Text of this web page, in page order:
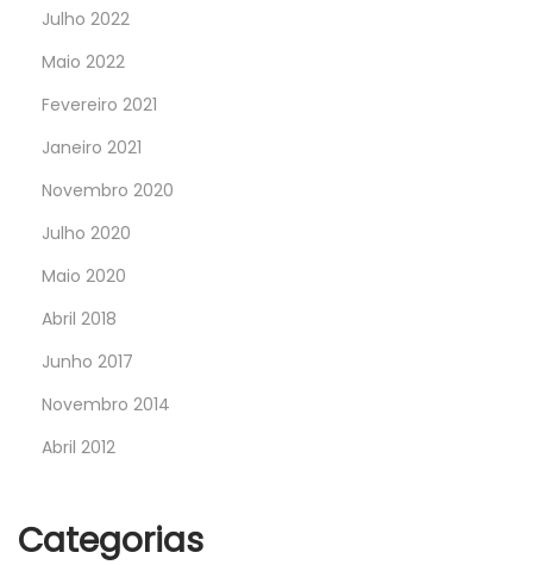
Julho 2022
Maio 2022
Fevereiro 2021
Janeiro 2021
Novembro 2020
Julho 2020
Maio 2020
Abril 2018
Junho 2017
Novembro 2014
Abril 2012
Categorias